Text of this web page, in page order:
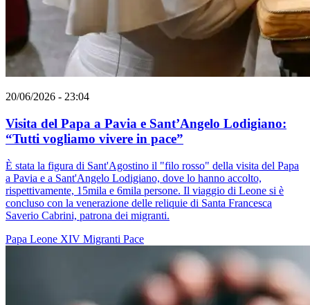
20/06/2026 - 23:04
Visita del Papa a Pavia e Sant’Angelo Lodigiano:
“Tutti vogliamo vivere in pace”
È stata la figura di Sant'Agostino il "filo rosso" della visita del Papa
a Pavia e a Sant'Angelo Lodigiano, dove lo hanno accolto,
rispettivamente, 15mila e 6mila persone. Il viaggio di Leone si è
concluso con la venerazione delle reliquie di Santa Francesca
Saverio Cabrini, patrona dei migranti.
Papa Leone XIV Migranti Pace